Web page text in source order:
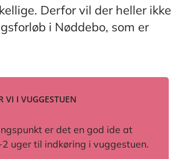
Derfor vil der heller ikke
i Nøddebo, som er
VI I VUGGESTUEN
er det en god ide at
uger til indkøring i vuggestuen.